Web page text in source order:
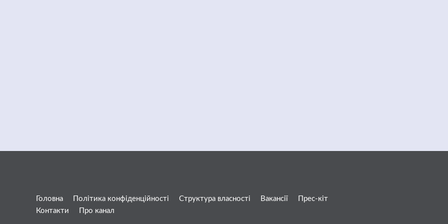
Головна Політика конфіденційності Структура власності Вакансії
Прес-кіт
Контакти
Про канал